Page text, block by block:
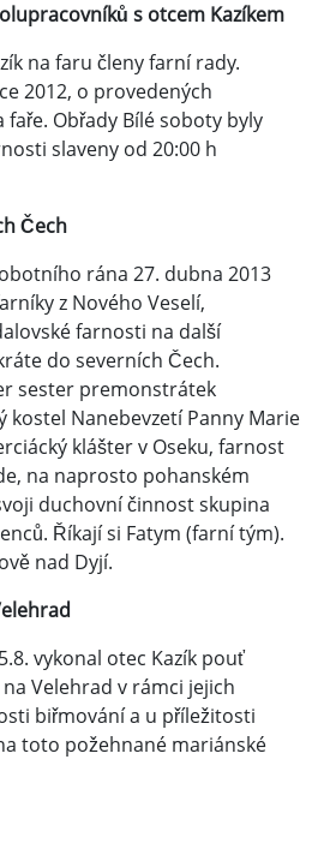
s otcem Kazíkem
na faru členy farní rady.
2012, o provedených
Obřady Bílé soboty byly
slaveny od 20:00 h
Čech
rána 27. dubna 2013
z Nového Veselí,
farnosti na další
do severních Čech.
sester premonstrátek
kostel Nanebevzetí Panny Marie
klášter v Oseku, farnost
na naprosto pohanském
duchovní činnost skupina
Říkají si Fatym (farní tým).
nad Dyjí.
vykonal otec Kazík pouť
Velehrad v rámci jejich
biřmování a u příležitosti
toto požehnané mariánské